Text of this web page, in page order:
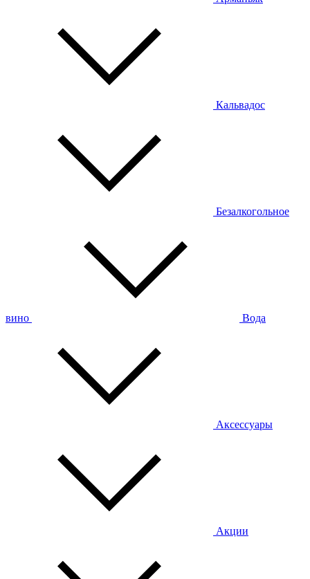
Кальвадос
Безалкогольное
вино Вода
Аксессуары
Акции